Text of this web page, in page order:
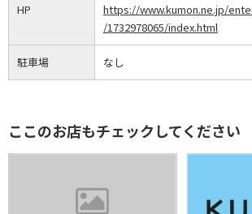
HP
https://www.kumon.ne.jp/
/1732978065/index.html
駐車場 なし
ここのお店もチェックしてください